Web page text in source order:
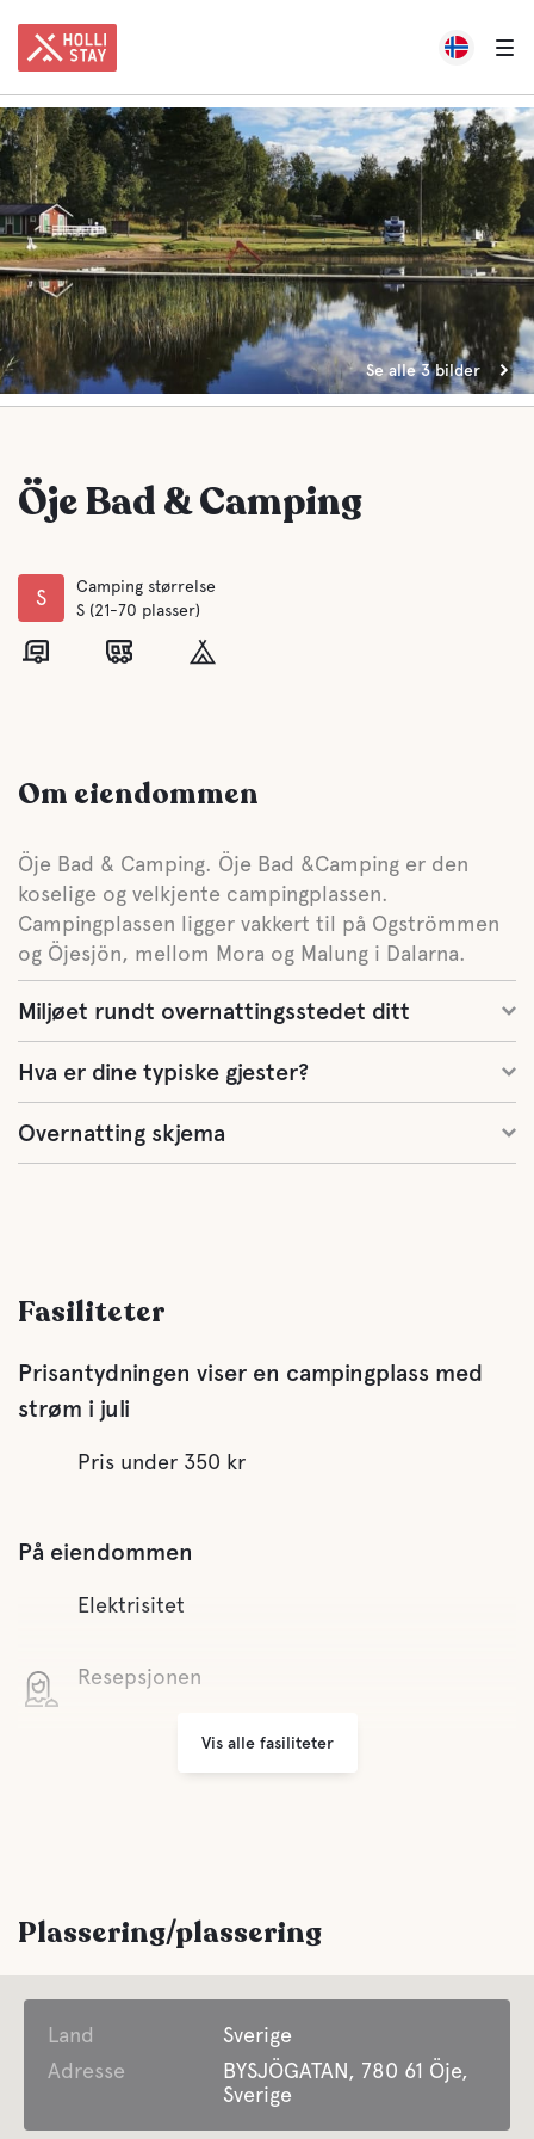
Se alle 3 bilder
Öje Bad & Camping
S
Camping størrelse
S (21-70 plasser)
Om eiendommen
Öje Bad & Camping. Öje Bad &Camping er den
koselige og velkjente campingplassen.
Campingplassen ligger vakkert til på Ogströmmen
og Öjesjön, mellom Mora og Malung i Dalarna.
Miljøet rundt overnattingsstedet ditt
Hva er dine typiske gjester?
Overnatting skjema
Fasiliteter
Prisantydningen viser en campingplass med
strøm i juli
Pris under 350 kr
På eiendommen
Elektrisitet
Resepsjonen
Tilbyr forretnings overnatting
For barn
Vis alle fasiliteter
Plassering/plassering
Land
Sverige
Adresse
BYSJÖGATAN, 780 61 Öje,
Sverige